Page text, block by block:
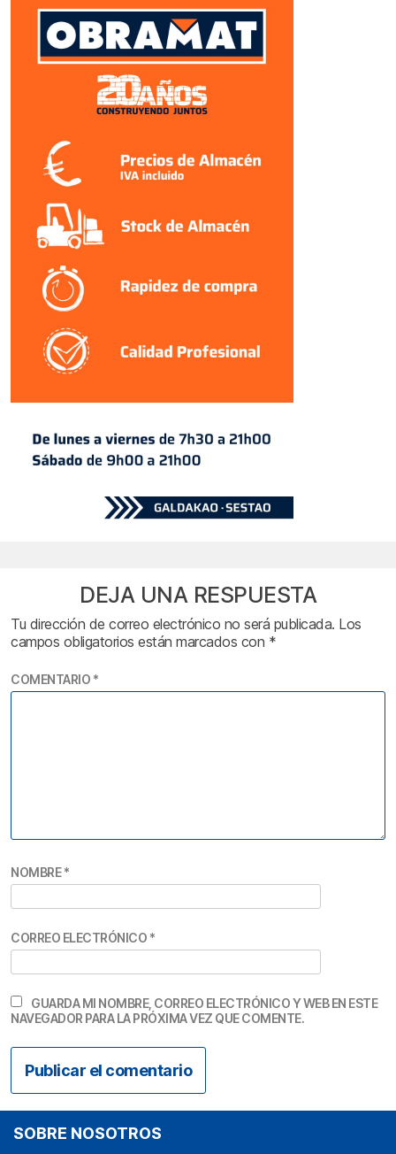
DEJA UNA RESPUESTA
Tu dirección de correo electrónico no será publicada. Los
campos obligatorios están marcados con *
COMENTARIO *
NOMBRE*
CORREO ELECTRÓNICO *
GUARDA MI NOMBRE, CORREO ELECTRÓNICO Y WEB EN ESTE
NAVEGADOR PARA LA PRÓXIMA VEZ QUE COMENTE.
SOBRE NOSOTROS